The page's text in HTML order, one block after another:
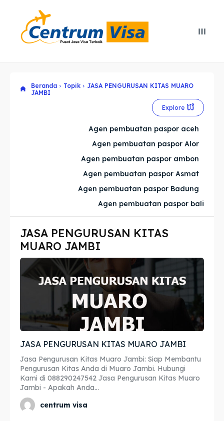
Cari
Cari
Explore our destinations
Imta
Legalisir
Apostille
Penerjemah
Asuransi
Explore our destinations
Imta
Legalisir
Apostille
Penerjemah
Asuransi
Beranda Topik
JASA PENGURUSAN KITAS MUARO
JAMBI
Explore
Agen pembuatan paspor aceh
Agen pembuatan paspor Alor
Agen pembuatan paspor ambon
Agen pembuatan paspor Asmat
Agen pembuatan paspor Badung
Agen pembuatan paspor bali
JASA PENGURUSAN KITAS
MUARO JAMBI
JASA PENGURUSAN KITAS MUARO JAMBI
Jasa Pengurusan Kitas Muaro Jambi: Siap Membantu
Pengurusan Kitas Anda di Muaro Jambi. Hubungi
Kami di 088290247542 Jasa Pengurusan Kitas Muaro
Jambi - Apakah Anda...
centrum visa